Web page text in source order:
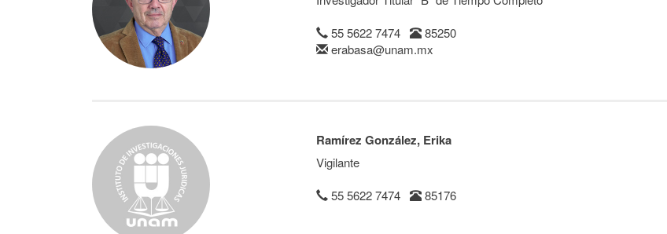
55 5622 7474
85250
erabasa@unam.mx
Ramírez González, Erika
Vigilante
55 5622 7474
85176